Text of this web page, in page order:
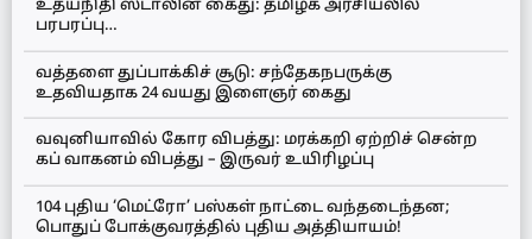
உதயநிதி ஸ்டாலின் கைது: தமிழக அரசியலில்
பரபரப்பு…
வத்தளை துப்பாக்கிச் சூடு: சந்தேகநபருக்கு
உதவியதாக 24 வயது இளைஞர் கைது
வவுனியாவில் கோர விபத்து: மரக்கறி ஏற்றிச் சென்ற
கப் வாகனம் விபத்து – இருவர் உயிரிழப்பு
104 புதிய ‘மெட்ரோ’ பஸ்கள் நாட்டை வந்தடைந்தன;
பொதுப் போக்குவரத்தில் புதிய அத்தியாயம்!